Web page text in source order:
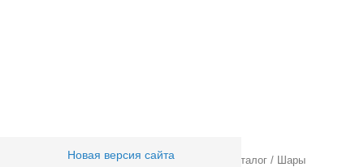
Новая версия сайта
Товары для праздника/ Оптовый каталог /
Шары